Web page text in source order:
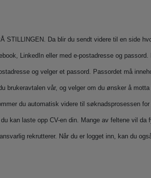
STILLINGEN. Da blir du sendt videre til en side
LinkedIn eller med e-postadresse og
og velger et passord. Passordet må
brukeravtalen vår, og velger om du ønsker å
du automatisk videre til søknadsprosessen
kan laste opp CV-en din. Mange av feltene vil da
rekrutterer. Når du er logget inn, kan du